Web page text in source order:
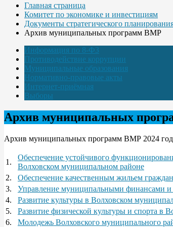
Главная страница
Комитет по экономике и инвестициям
Документы стратегического
Архив муниципальных программ ВМР
Информация по 8-ФЗ
Противодействие коррупции
Муниципальные образования
Нормативно-правовые акты
Интернет-приёмная
Выборы
Архив муниципальных
Архив муниципальных программ ВМР 2024
1.
Обеспечение устойчивого
Волховском муниципальном районе
2.
Обеспечение качественным жильем
3.
Управление муниципальными финансами
4.
Развитие культуры в Волховском
5.
Развитие физической культуры и спорта в
6.
Молодежь Волховского муниципального